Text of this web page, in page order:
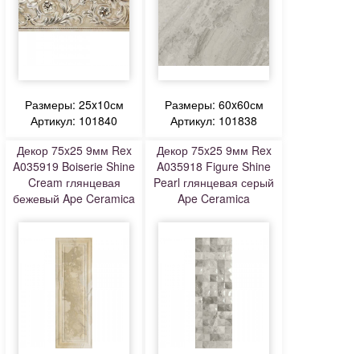
Размеры: 25x10см
Артикул: 101840
Размеры: 60x60см
Артикул: 101838
Декор 75x25 9мм Rex
A035919 Boiserie Shine
Cream глянцевая
бежевый Ape Ceramica
Декор 75x25 9мм Rex
A035918 Figure Shine
Pearl глянцевая серый
Ape Ceramica